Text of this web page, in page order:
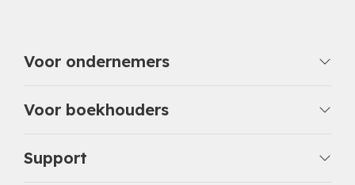
Voor ondernemers
Voor boekhouders
Support